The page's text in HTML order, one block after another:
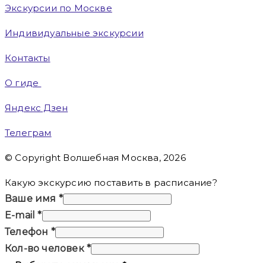
Экскурсии по Москве
Индивидуальные экскурсии
Контакты
О гиде
Яндекс Дзен
Телеграм
© Copyright Волшебная Москва, 2026
Какую экскурсию поставить в расписание?
Ваше имя *
E-mail*
Телефон *
Кол-во человек *